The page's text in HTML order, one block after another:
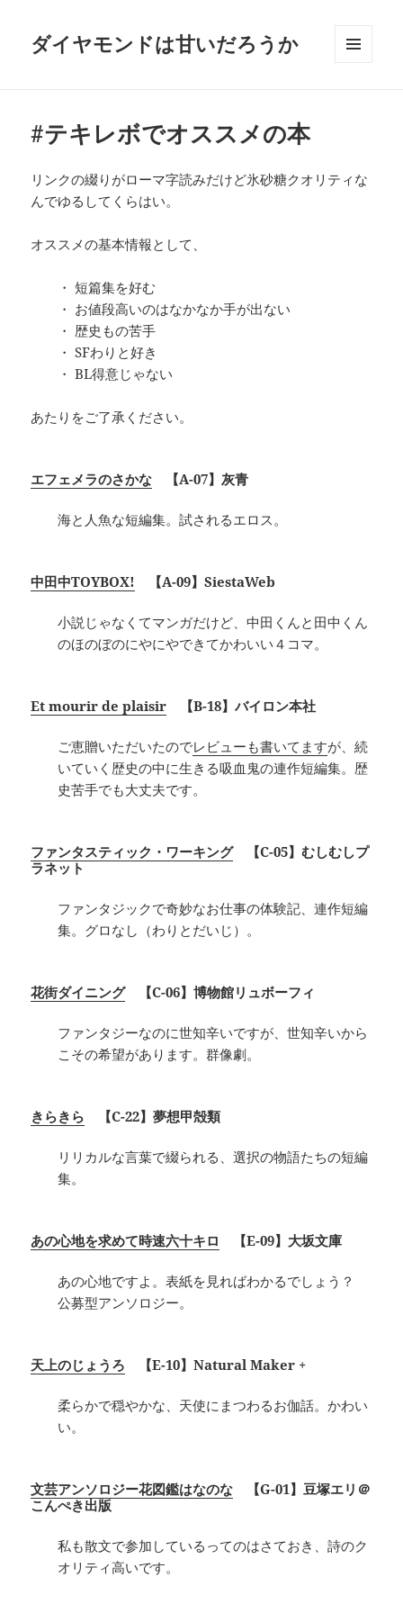
ダイヤモンドは甘いだろうか
#テキレボでオススメの本
リンクの綴りがローマ字読みだけど氷砂糖クオリティな
んでゆるしてくらはい。
オススメの基本情報として、
・ 短篇集を好む
・ お値段高いのはなかなか手が出ない
・ 歴史もの苦手
・ SFわりと好き
・ BL得意じゃない
あたりをご了承ください。
エフェメラのさかな 【A-07】灰青
海と人魚な短編集。試されるエロス。
中田中TOYBOX! 【A-09】SiestaWeb
小説じゃなくてマンガだけど、中田くんと田中くん
のほのぼのにやにやできてかわいい４コマ。
Et mourir de plaisir 【B-18】バイロン本社
ご恵贈いただいたのでレビューも書いてますが、続
いていく歴史の中に生きる吸血鬼の連作短編集。歴
史苦手でも大丈夫です。
ファンタスティック・ワーキング【C-05】むしむしプ
ラネット
ファンタジックで奇妙なお仕事の体験記、連作短編
集。グロなし（わりとだいじ）。
花街ダイニング【C-06】博物館リュボーフィ
ファンタジーなのに世知辛いですが、世知辛いから
こその希望があります。群像劇。
きらきら 【C-22】夢想甲殻類
リリカルな言葉で綴られる、選択の物語たちの短編
集。
あの心地を求めて時速六十キロ 【E-09】大坂文庫
あの心地ですよ。表紙を見ればわかるでしょう？
公募型アンソロジー。
天上のじょうろ 【E-10】Natural Maker +
柔らかで穏やかな、天使にまつわるお伽話。かわい
い。
文芸アンソロジー花図鑑はなのな 【G-01】豆塚エリ＠
こんぺき出版
私も散文で参加しているってのはさておき、詩のク
オリティ高いです。